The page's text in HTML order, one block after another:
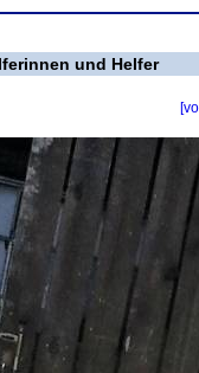
und Helfer